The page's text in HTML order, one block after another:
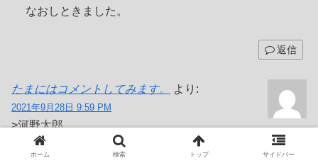
なおしときました。
返信
たまにはコメントしてみます。 より:
2021年9月28日 9:59 PM
>河野太郎
ブログ主がここまで書くって相当なもんですよねぇ～…
ホーム 検索 トップ サイドバー